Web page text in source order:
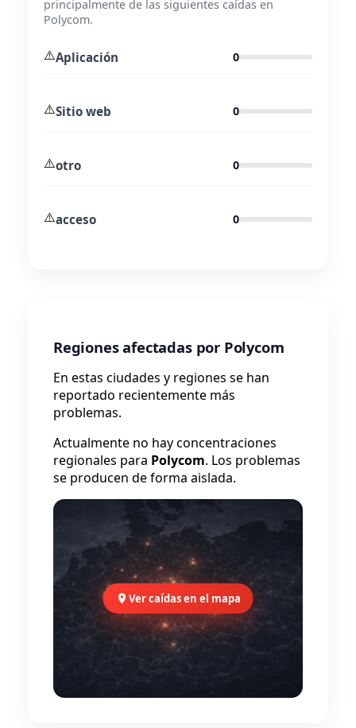
principalmente de las siguientes caídas en
Polycom.
⚠️Aplicación 0
⚠️Sitio web 0
⚠️otro 0
⚠️acceso 0
Regiones afectadas por Polycom
En estas ciudades y regiones se han
reportado recientemente más
problemas.
Actualmente no hay concentraciones
regionales para Polycom. Los problemas
se producen de forma aislada.
Ver caídas en el mapa